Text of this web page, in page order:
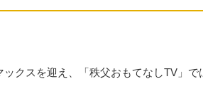
クスを迎え、「秩父おもてなしTV」